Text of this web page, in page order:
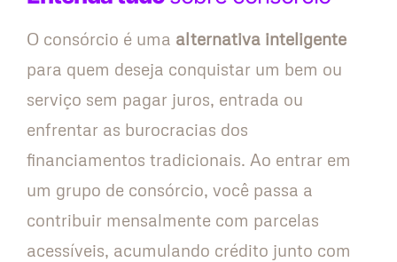
O consórcio é uma alternativa inteligente
para quem deseja conquistar um bem ou
serviço sem pagar juros, entrada ou
enfrentar as burocracias dos
financiamentos tradicionais. Ao entrar em
um grupo de consórcio, você passa a
contribuir mensalmente com parcelas
acessíveis, acumulando crédito junto com